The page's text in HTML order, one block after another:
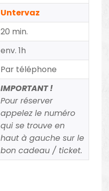
Untervaz
20 min.
env. 1h
Par téléphone
IMPORTANT !
Pour réserver
appelez le numéro
qui se trouve en
haut à gauche sur le
bon cadeau / ticket.